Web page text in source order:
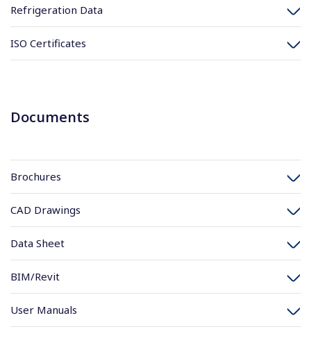
Refrigeration Data
ISO Certificates
Documents
Brochures
CAD Drawings
Data Sheet
BIM/Revit
User Manuals